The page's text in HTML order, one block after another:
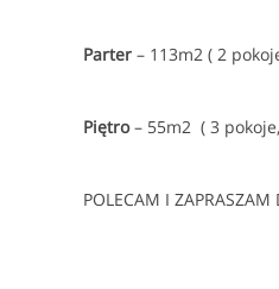
Parter– 113m2 ( 2
Piętro– 55m2 ( 3
POLECAM I ZAPRASZAM